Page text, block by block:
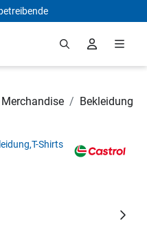
Merchandise / Bekleidung